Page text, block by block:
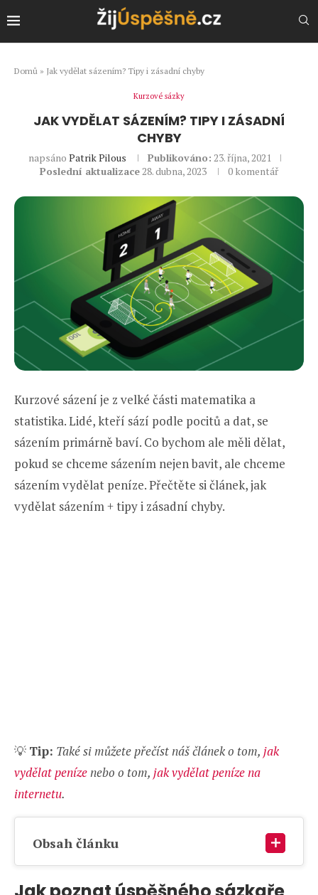
Domů » Jak vydělat sázením? Tipy i zásadní chyby
Kurzové sázky
JAK VYDĚLAT SÁZENÍM? TIPY I ZÁSADNÍ
CHYBY
napsáno Patrik Pilous Publikováno: 23. října, 2021
Poslední aktualizace28. dubna, 2023 0 komentář
Kurzové sázení je z velké části matematika a
statistika. Lidé, kteří sází podle pocitů a dat, se
sázením primárně baví. Co bychom ale měli dělat,
pokud se chceme sázením nejen bavit, ale chceme
sázením vydělat peníze. Přečtěte si článek, jak
vydělat sázením + tipy i zásadní chyby.
💡 Tip: Také si můžete přečíst náš článek o tom, jak
vydělat penízenebo o tom, jak vydělat peníze na
internetu.
Obsah článku